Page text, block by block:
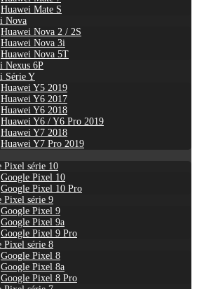
Huawei Mate S
Nova
Huawei Nova 2 / 2S
Huawei Nova 3i
Huawei Nova 5T
Nexus 6P
Série Y
Huawei Y5 2019
Huawei Y6 2017
Huawei Y6 2018
Huawei Y6 / Y6 Pro 2019
Huawei Y7 2018
Huawei Y7 Pro 2019
Pixel série 10
Google Pixel 10
Google Pixel 10 Pro
Pixel série 9
Google Pixel 9
Google Pixel 9a
Google Pixel 9 Pro
Pixel série 8
Google Pixel 8
Google Pixel 8a
Google Pixel 8 Pro